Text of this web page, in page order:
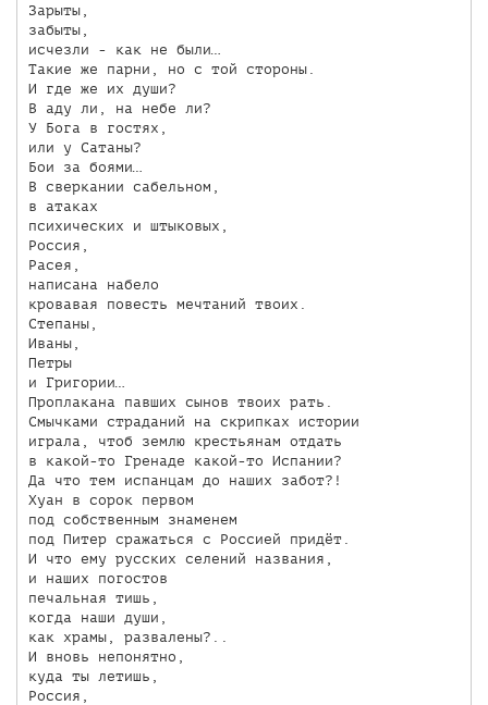
Зарыты,
забыты,
исчезли - как не были…
Такие же парни, но с той стороны.
И где же их души?
В аду ли, на небе ли?
У Бога в гостях,
или у Сатаны?
Бои за боями…
В сверкании сабельном,
в атаках
психических и штыковых,
Россия,
Расея,
написана набело
кровавая повесть мечтаний твоих.
Степаны,
Иваны,
Петры
и Григории…
Проплакана павших сынов твоих рать.
Смычками страданий на скрипках истории
играла, чтоб землю крестьянам отдать
в какой-то Гренаде какой-то Испании?
Да что тем испанцам до наших забот?!
Хуан в сорок первом
под собственным знаменем
под Питер сражаться с Россией придёт.
И что ему русских селений названия,
и наших погостов
печальная тишь,
когда наши души,
как храмы, развалены?..
И вновь непонятно,
куда ты летишь,
Россия,